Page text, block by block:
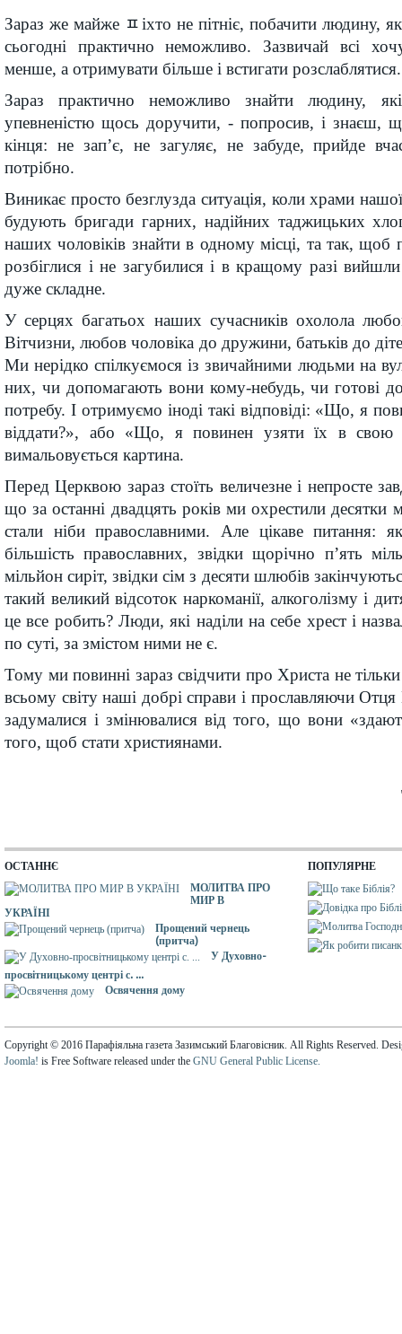
Зараз же майже ﾽіхто не пітніє, побачити людину,
сьогодні практично неможливо. Зазвичай всі
менше, а отримувати більше і встигати розслаблятися.
Зараз практично неможливо знайти людину,
упевненістю щось доручити, - попросив, і знаєш,
кінця: не зап’є, не загуляє, не забуде, прийде
потрібно.
Виникає просто безглузда ситуація, коли храми
будують бригади гарних, надійних таджицьких
наших чоловіків знайти в одному місці, та так, щоб
розбіглися і не загубилися і в кращому разі
дуже складне.
У серцях багатьох наших сучасників охолола
Вітчизни, любов чоловіка до дружини, батьків до
Ми нерідко спілкуємося із звичайними людьми на
них, чи допомагають вони кому-небудь, чи готові
потребу. І отримуємо іноді такі відповіді: «Що, я
віддати?», або «Що, я повинен узяти їх в свою
вимальовується картина.
Перед Церквою зараз стоїть величезне і непросте
що за останні двадцять років ми охрестили десятки
стали ніби православними. Але цікаве питання:
більшість православних, звідки щорічно п’ять
мільйон сиріт, звідки сім з десяти шлюбів
такий великий відсоток наркоманії, алкоголізму і
це все робить? Люди, які наділи на себе хрест і
по суті, за змістом ними не є.
Тому ми повинні зараз свідчити про Христа не
всьому світу наші добрі справи і прославляючи
задумалися і змінювалися від того, що вони
того, щоб стати християнами.
ОСТАННЄ
МОЛИТВА ПРО
МИР В
УКРАЇНІ
Прощений чернець
(притча)
У Духовно-
просвітницькому центрі с. ...
Освячення дому
ПОПУЛЯРНЕ
Copyright © 2016 Парафіяльна газета Зазимський Благовісник. All Rights Reserved.
Joomla! is Free Software released under the GNU General Public License.